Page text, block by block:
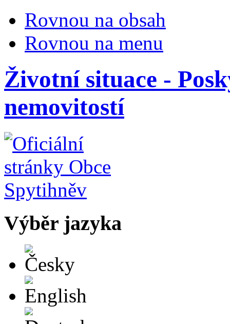
Rovnou na obsah
Rovnou na menu
Životní situace -
nemovitostí
Výběr jazyka